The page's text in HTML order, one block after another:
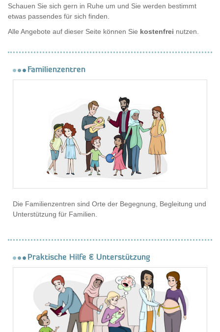
Schauen Sie sich gern in Ruhe um und Sie werden bestimmt
etwas passendes für sich finden.
Alle Angebote auf dieser Seite können Sie kostenfrei nutzen.
Familienzentren
Die Familienzentren sind Orte der Begegnung, Begleitung und
Unterstützung für Familien.
Praktische Hilfe & Unterstützung